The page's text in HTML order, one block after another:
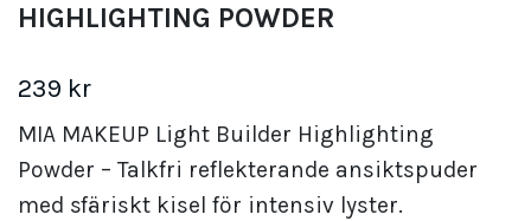
HIGHLIGHTING POWDER
239 kr
MIA MAKEUP Light Builder Highlighting
Powder – Talkfri reflekterande ansiktspuder
med sfäriskt kisel för intensiv lyster.